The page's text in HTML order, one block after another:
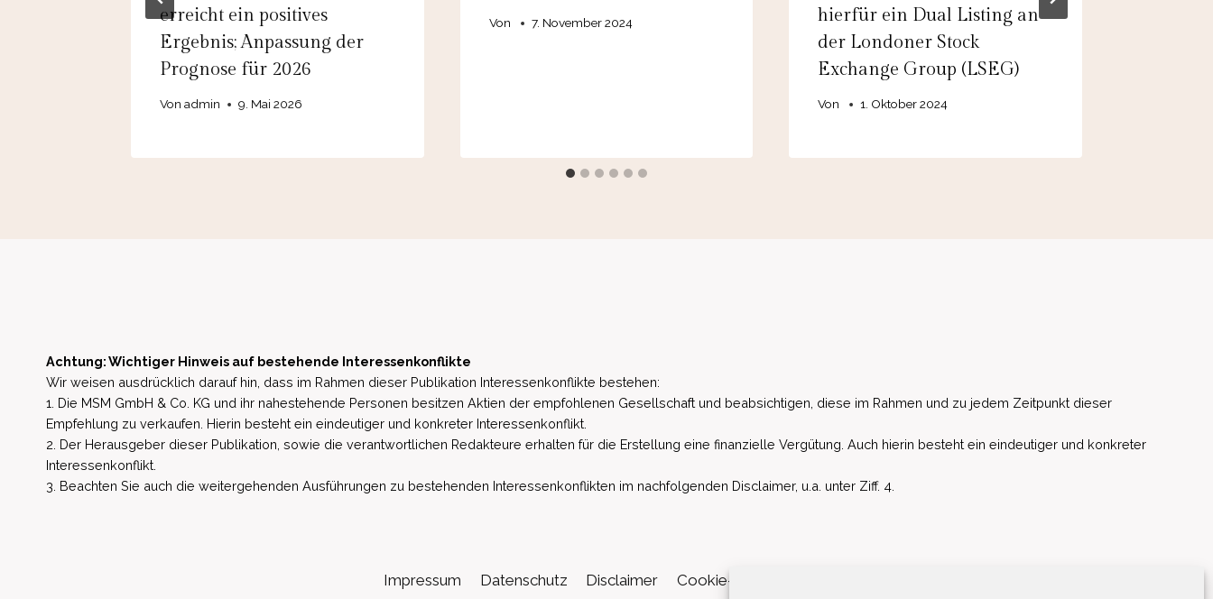
erreicht ein positives
Ergebnis; Anpassung der
Prognose für 2026
Von admin 9. Mai 2026
Von 7. November 2024
hierfür ein Dual Listing an
der Londoner Stock
Exchange Group (LSEG)
Von 1. Oktober 2024
Achtung: Wichtiger Hinweis auf bestehende Interessenkonflikte
Wir weisen ausdrücklich darauf hin, dass im Rahmen dieser Publikation Interessenkonflikte bestehen:
1. Die MSM GmbH & Co. KG und ihr nahestehende Personen besitzen Aktien der empfohlenen Gesellschaft und beabsichtigen, diese im Rahmen und zu jedem Zeitpunkt dieser
Empfehlung zu verkaufen. Hierin besteht ein eindeutiger und konkreter Interessenkonflikt.
2. Der Herausgeber dieser Publikation, sowie die verantwortlichen Redakteure erhalten für die Erstellung eine finanzielle Vergütung. Auch hierin besteht ein eindeutiger und konkreter
Interessenkonflikt.
3. Beachten Sie auch die weitergehenden Ausführungen zu bestehenden Interessenkonflikten im nachfolgenden Disclaimer, u.a. unter Ziff. 4.
Impressum Datenschutz Disclaimer Cookie-Richtlinie (EU)